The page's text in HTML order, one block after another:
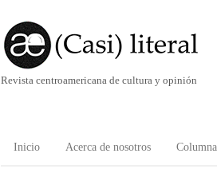
Revista centroamericana de cultura y opinión
Inicio Acerca de nosotros